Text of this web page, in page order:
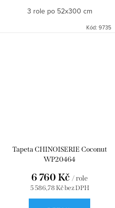
3 role po 52x300 cm
Kód: 9735
Tapeta CHINOISERIE Coconut
WP20464
5 586,78 Kč bez DPH
6 760 Kč / role